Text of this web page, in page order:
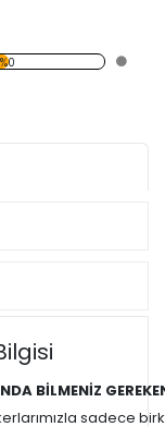
%0
BİLMENİZ
sadece